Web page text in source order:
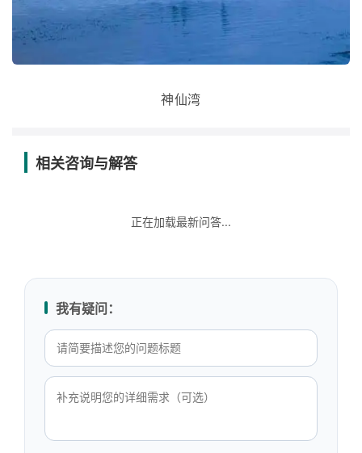
神仙湾
相关咨询与解答
正在加载最新问答...
我有疑问：